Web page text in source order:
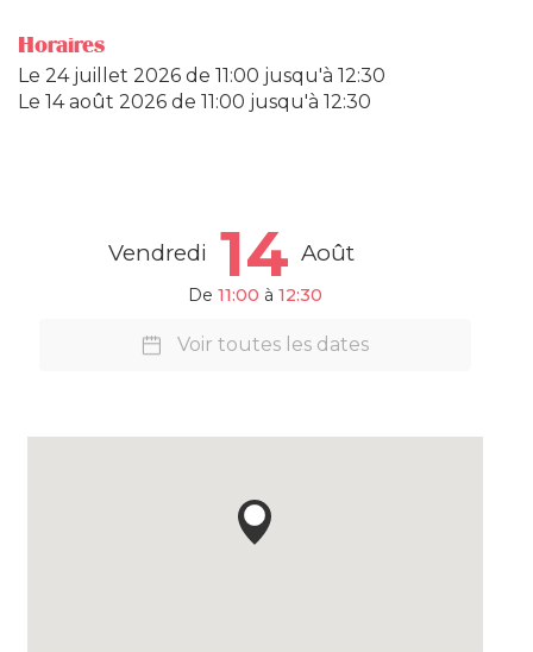
Horaires
Le 24 juillet 2026 de 11:00 jusqu'à 12:30
Le 14 août 2026 de 11:00 jusqu'à 12:30
Vendredi 14 Août
De 11:00 à 12:30
Voir toutes les dates